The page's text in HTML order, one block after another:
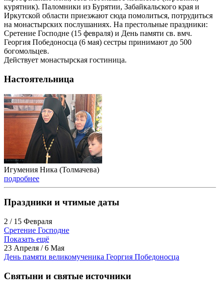
курятник). Паломники из Бурятии, Забайкальского края и
Иркутской области приезжают сюда помолиться, потрудиться
на монастырских послушаниях. На престольные праздники:
Сретение Господне (15 февраля) и День памяти св. вмч.
Георгия Победоносца (6 мая) сестры принимают до 500
богомольцев.
Действует монастырская гостиница.
Настоятельница
Игумения Ника (Толмачева)
подробнее
Праздники и чтимые даты
2 / 15 Февраля
Сретение Господне
Показать ещё
23 Апреля / 6 Мая
День памяти великомученика Георгия Победоносца
Святыни и святые источники